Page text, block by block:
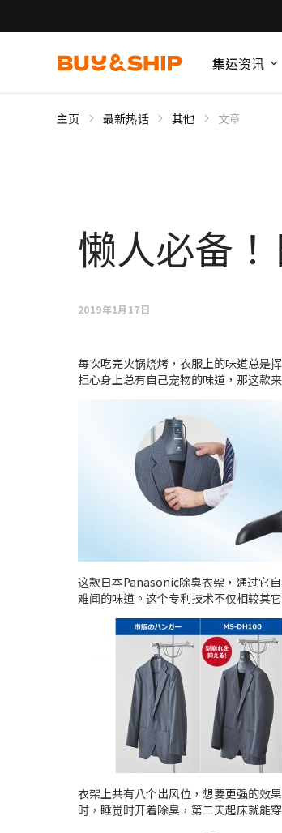
集运资讯
主页 最新热话 其他 文章
懒人必备
2019年1月17日
每次吃完火锅烧烤，衣服上的味道总是
担心身上总有自己宠物的味道，那这款
这款日本Panasonic除臭衣架，通过它
难闻的味道。这个专利技术不仅相较其
衣架上共有八个出风位，想要更强的效
时，睡觉时开着除臭，第二天起床就能